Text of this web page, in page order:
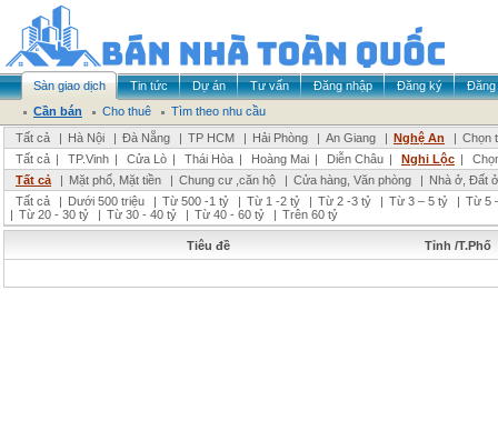
Sàn giao dịch Tin tức Dự án Tư vấn Đăng nhập Đăng ký
Đăng
Cần bán
Cho thuê
Tìm theo nhu cầu
Tất cả
| Hà Nội | Đà Nẵng | TP HCM | Hải Phòng | An Giang | Nghệ An | Chọn
Tất cả | TP.Vinh | Cửa Lò | Thái Hòa | Hoàng Mai | Diễn Châu | Nghi Lộc |
Tất cả
| Mặt phố, Mặt tiền | Chung cư ,căn hộ | Cửa hàng, Văn phòng | Nhà ở, Đất ở
Tất cả
| Dưới 500 triệu | Từ 500 -1 tỷ | Từ 1 -2 tỷ | Từ 2 -3 tỷ | Từ 3 – 5 tỷ | Từ 5
| Từ 20 - 30 tỷ | Từ 30 - 40 tỷ | Từ 40 - 60 tỷ | Trên 60 tỷ
Tiêu đề Tỉnh /T.Phố